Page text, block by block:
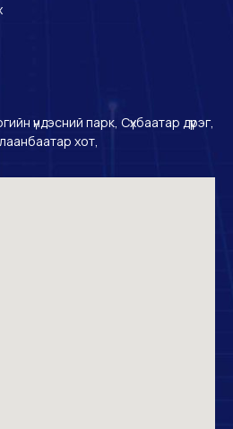
үндэсний парк, Сүхбаатар дүүрэг,
хот,